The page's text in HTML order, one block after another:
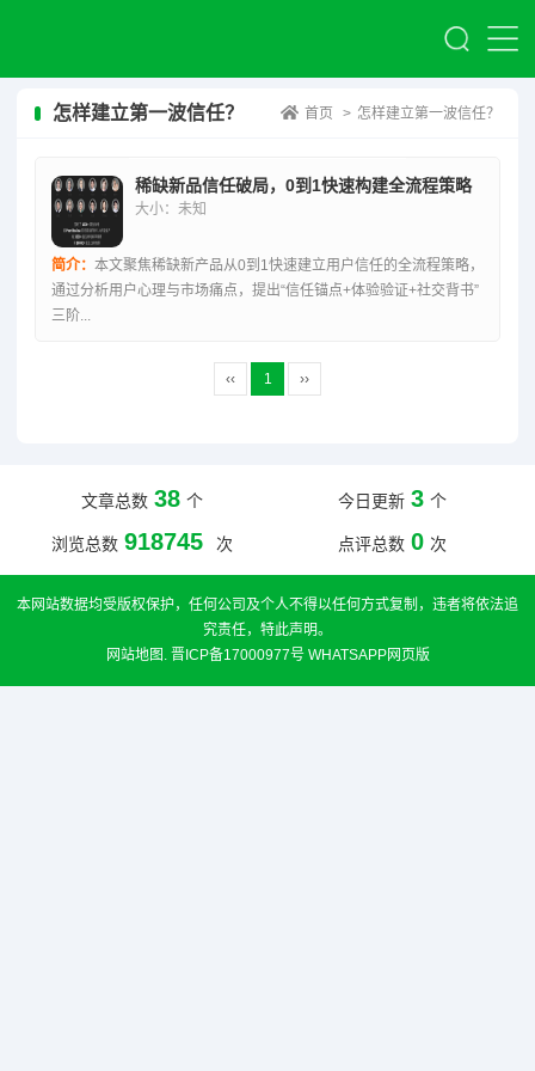
怎样建立第一波信任？ 首页 > 怎样建立第一波信任？
稀缺新品信任破局，0到1快速构建全流程策略
大小：未知
简介： 本文聚焦稀缺新产品从0到1快速建立用户信任的全流程策略，
通过分析用户心理与市场痛点，提出“信任锚点+体验验证+社交背书”
三阶...
‹‹ 1 ››
文章总数 38 个 今日更新 3 个
浏览总数 918745 次 点评总数 0 次
本网站数据均受版权保护，任何公司及个人不得以任何方式复制，违者将依法追
究责任，特此声明。
网站地图 晋ICP备17000977号 WHATSAPP网页版